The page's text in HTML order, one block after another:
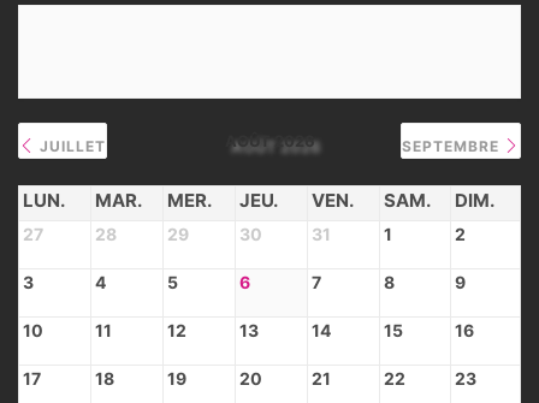
JUILLET AOÛT 2026 SEPTEMBRE
LUN. MAR. MER. JEU. VEN. SAM. DIM.
27 28 29 30 31 1 2
3 4 5 6 7 8 9
10 11 12 13 14 15 16
17 18 19 20 21 22 23